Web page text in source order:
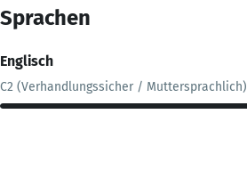
Sprachen
Englisch
C2 (Verhandlungssicher / Muttersprachlich)